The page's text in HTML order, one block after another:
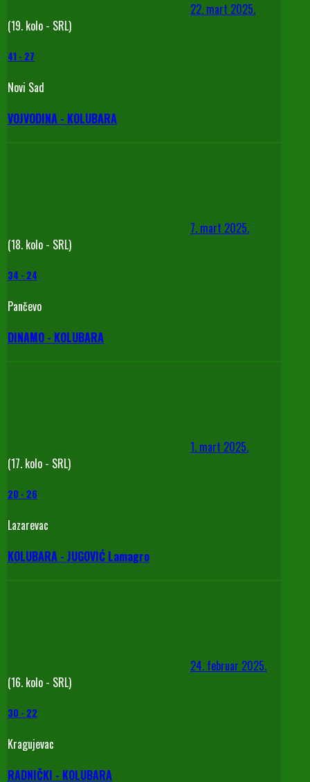
22. mart 2025.
(19. kolo - SRL)
41 - 27
Novi Sad
VOJVODINA - KOLUBARA
7. mart 2025.
(18. kolo - SRL)
34 - 24
Pančevo
DINAMO - KOLUBARA
1. mart 2025.
(17. kolo - SRL)
20 - 26
Lazarevac
KOLUBARA - JUGOVIĆ Lamagro
24. februar 2025.
(16. kolo - SRL)
30 - 22
Kragujevac
RADNIČKI - KOLUBARA